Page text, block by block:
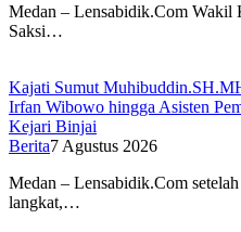
Medan – Lensabidik.Com Wakil
Saksi…
Kajati Sumut
Irfan Wibowo hingga Asisten
Kejari Binjai
Berita7 Agustus 2026
Medan – Lensabidik.Com
langkat,…